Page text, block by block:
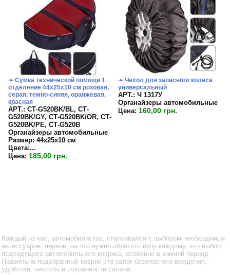
➛ Сумка технической помощи 1
отделение 44х25х10 см розовая,
серая, темно-синяя, оранжевая,
красная
APT.: СТ-G520BK/BL, СТ-
G520BK/GY, СТ-G520BK/OR, СТ-
G520BK/PE, СТ-G520B
Органайзеры автомобильные
Размер: 44х25х10 см
Цвета:...
Цена: 185,00 грн.
➛ Чехол для запасного колеса
универсальный
APT.: Ч 1317У
Органайзеры автомобильные
Цена: 160,00 грн.
Каждый из нас, автомобилистов, сталкивался с выбором необходимых
аксессуаров, первое, на что нужно обратить взор каждому, это выбор
подходящего автомобильного коврика, особенно в зимний период.
Правильно подобранный коврик это залог безопасного вождения,
удобства, чистоты и сохранности салона.